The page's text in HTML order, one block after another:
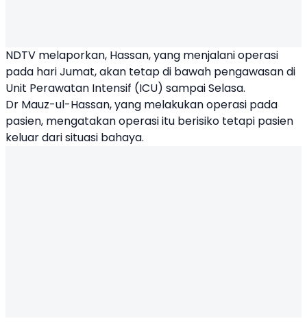
NDTV melaporkan, Hassan, yang menjalani operasi
pada hari Jumat, akan tetap di bawah pengawasan di
Unit Perawatan Intensif (ICU) sampai Selasa.
Dr Mauz-ul-Hassan, yang melakukan operasi pada
pasien, mengatakan operasi itu berisiko tetapi pasien
keluar dari situasi bahaya.